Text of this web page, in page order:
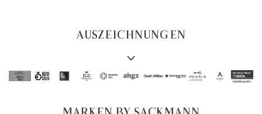
AUSZEICHNUNGEN